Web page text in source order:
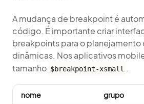
A mudança de breakpointé
código. É importante criar
breakpointspara o planejamento
dinâmicas. Nos aplicativos
tamanho $breakpoint-xsmall .
nome grupo